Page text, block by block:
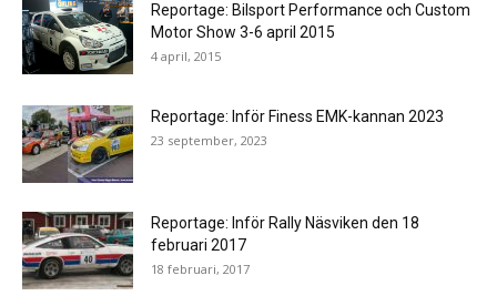
Reportage: Bilsport Performance och Custom
Motor Show 3-6 april 2015
4 april, 2015
Reportage: Inför Finess EMK-kannan 2023
23 september, 2023
Reportage: Inför Rally Näsviken den 18
februari 2017
18 februari, 2017